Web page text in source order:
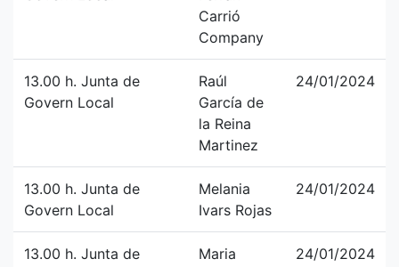
Carrió
Company
13.00 h. Junta de
Govern Local
Raúl
García de
la Reina
Martinez
24/01/2024
13.00 h. Junta de
Govern Local
Melania
Ivars Rojas
24/01/2024
13.00 h. Junta de
Maria
24/01/2024